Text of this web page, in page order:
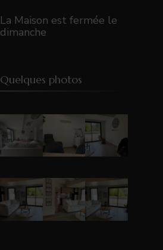
La Maison est fermée le
dimanche
Quelques photos